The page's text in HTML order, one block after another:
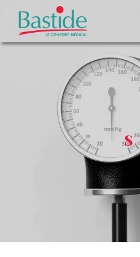
Panneau de gestion des cookies